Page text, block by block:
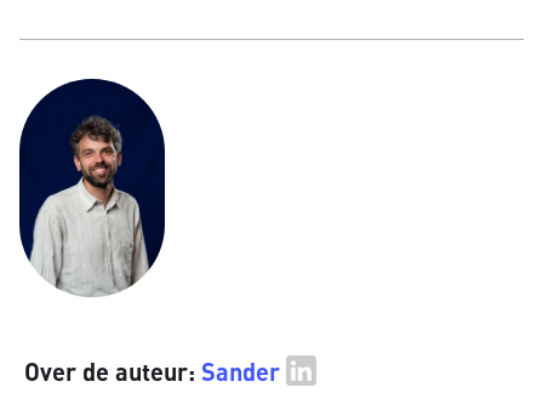
Over de auteur: Sander